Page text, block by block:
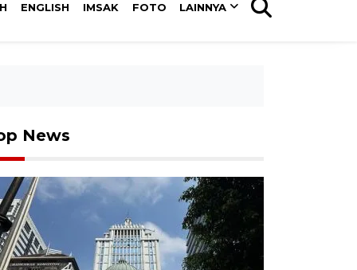
ENGLISH IMSAK FOTO LAINNYA
News